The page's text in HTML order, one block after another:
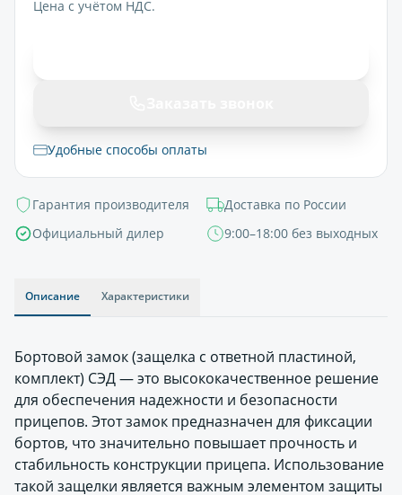
Цена с учётом НДС.
Удобные способы оплаты
Гарантия производителя
Доставка по России
Официальный дилер
9:00–18:00 без выходных
Описание Характеристики
Бортовой замок (защелка с ответной пластиной,
комплект) СЭД — это высококачественное решение
для обеспечения надежности и безопасности
прицепов. Этот замок предназначен для фиксации
бортов, что значительно повышает прочность и
стабильность конструкции прицепа. Использование
такой защелки является важным элементом защиты